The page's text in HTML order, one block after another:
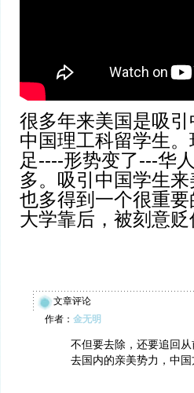
很多年来美国是吸
中国理工科留学生
足----形势变了---华
多。吸引中国学生
也多得到一个很重
大学靠后，被刻意贬
文章评论
作者： 金无明
不但要去除，还要追回
去国内的亲美势力，中国